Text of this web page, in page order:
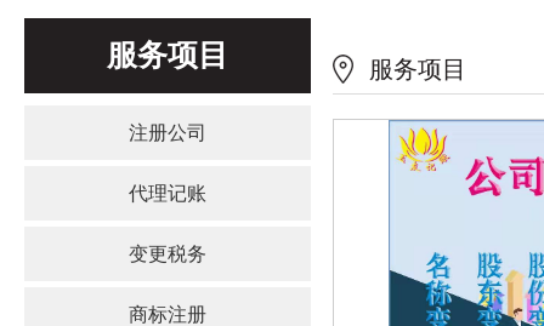
服务项目
注册公司
代理记账
变更税务
商标注册
服务项目